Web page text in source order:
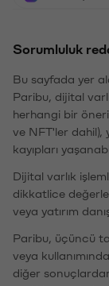
Sorumluluk
Bu sayfada yer
Paribu, dijital
herhangi bir
ve NFT'ler dahil),
kayıpları
Dijital varlık
dikkatlice
veya yatırım
Paribu, üçüncü
veya
diğer